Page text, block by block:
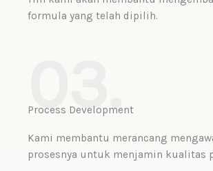
formula yang telah dipilih.
03.
Process Development
Kami membantu merancang
prosesnya untuk menjamin kualitas